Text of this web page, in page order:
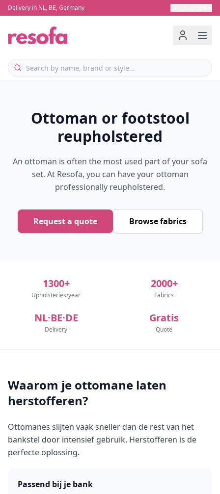
Delivery in NL, BE, Germany
Ottoman or footstool
reupholstered
An ottoman is often the most used part of your sofa
set. At Resofa, you can have your ottoman
professionally reupholstered.
Request a quote Browse fabrics
1300+
Upholsteries/year
2000+
Fabrics
NL·BE·DE
Delivery
Gratis
Quote
Waarom je ottomane laten
herstofferen?
Ottomanes slijten vaak sneller dan de rest van het
bankstel door intensief gebruik. Herstofferen is de
perfecte oplossing.
Passend bij je bank